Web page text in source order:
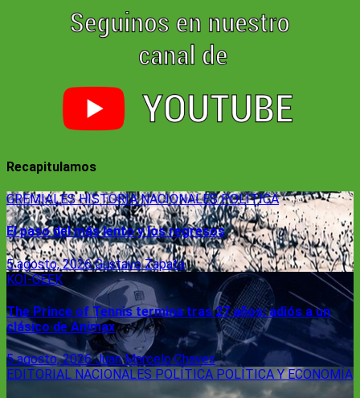
Recapitulamos
GREMIALESHISTORIANACIONALESPOLÍTICA
El paso del más lento y los regresos
5 agosto, 2026Gustavo Zapata
KOI-GEEK
The Prince of Tennis termina tras 27 años: adiós a un
clásico de Animax
5 agosto, 2026Juan Marcelo Chaves
EDITORIAL NACIONALES POLÍTICA POLÍTICA Y ECONOMÍA